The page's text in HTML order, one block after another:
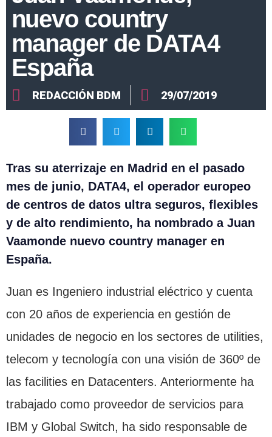
nuevo country
manager de DATA4
España
REDACCIÓN BDM 29/07/2019
Tras su aterrizaje en Madrid en el pasado
mes de junio, DATA4, el operador europeo
de centros de datos ultra seguros, flexibles
y de alto rendimiento, ha nombrado a Juan
Vaamonde nuevo country manager en
España.
Juan es Ingeniero industrial eléctrico y cuenta
con 20 años de experiencia en gestión de
unidades de negocio en los sectores de utilities,
telecom y tecnología con una visión de 360º de
las facilities en Datacenters. Anteriormente ha
trabajado como proveedor de servicios para
IBM y Global Switch, ha sido responsable de